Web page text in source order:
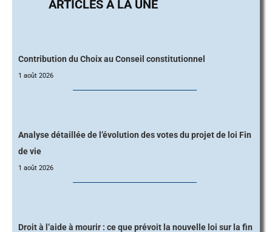
Contribution du Choix au Conseil constitutionnel
1 août 2026
Analyse détaillée de l’évolution des votes du projet de loi Fin
de vie
1 août 2026
Droit à l’aide à mourir : ce que prévoit la nouvelle loi sur la fin